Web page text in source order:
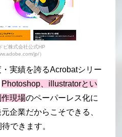
ビ株式会社公式HP
jp/）
実績を誇るAcrobatシリー
Photoshop、illustratorとい
作現場のペーパーレス化に
企業だからこそできる、
できます。